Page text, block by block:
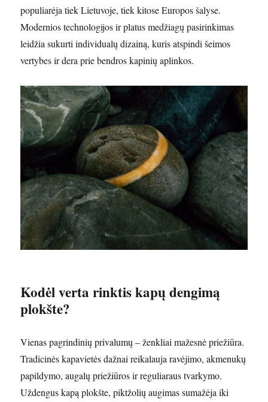
populiarėja tiek Lietuvoje, tiek kitose Europos šalyse.
Modernios technologijos ir platus medžiagų pasirinkimas
leidžia sukurti individualų dizainą, kuris atspindi šeimos
vertybes ir dera prie bendros kapinių aplinkos.
Kodėl verta rinktis kapų dengimą
plokšte?
Vienas pagrindinių privalumų – ženkliai mažesnė priežiūra.
Tradicinės kapavietės dažnai reikalauja ravėjimo, akmenukų
papildymo, augalų priežiūros ir reguliaraus tvarkymo.
Uždengus kapą plokšte, piktžolių augimas sumažėja iki